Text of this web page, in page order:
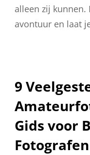
alleen zij kunnen.
avontuur en laat
9
Gids voor
Fotografen